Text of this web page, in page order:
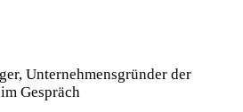
Unternehmensgründer der
Gespräch